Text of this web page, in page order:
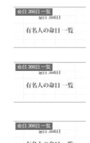
命日 366日 一覧
命日 366日 一覧
命日 366日 一覧